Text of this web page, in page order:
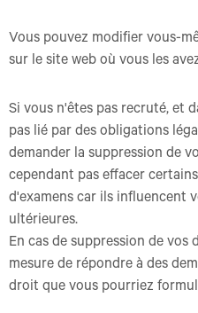
Vous pouvez modifier vous-
sur le site web où vous les
Si vous n'êtes pas recruté, et
pas lié par des obligations
demander la suppression de
cependant pas effacer
d'examens car ils influencent
ultérieures.
En cas de suppression de vos
mesure de répondre à des
droit que vous pourriez